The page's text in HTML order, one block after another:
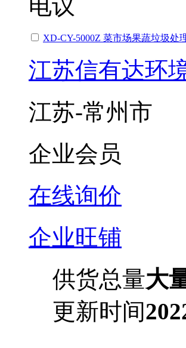
电议
XD-CY-5000Z 菜市场果蔬垃圾处
江苏信有达环
江苏-常州市
企业会员
在线询价
企业旺铺
供货总量大
更新时间